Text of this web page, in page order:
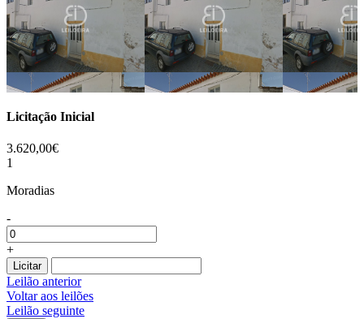
Licitação Inicial
3.620,00€
1
Moradias
-
+
Licitar
Leilão anterior
Voltar aos leilões
Leilão seguinte